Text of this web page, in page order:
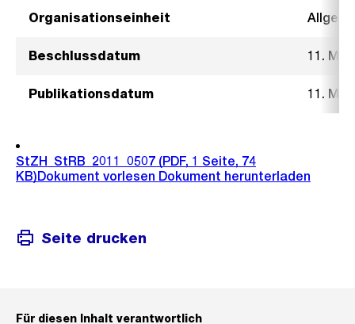
Organisationseinheit
Beschlussdatum 11. Mai
Publikationsdatum 11. Mai
StZH_StRB_2011_0507 (PDF, 1 Seite, 74
KB)Dokument vorlesen Dokument herunterladen
Seite drucken
Für diesen Inhalt verantwortlich